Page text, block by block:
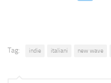
Tag: indie italiani new wave